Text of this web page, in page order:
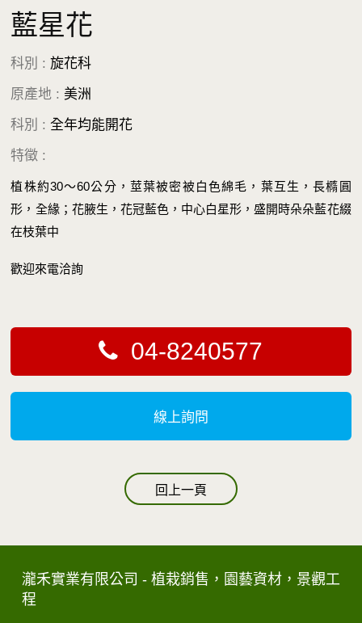
藍星花
科別 : 旋花科
原產地 : 美洲
科別 : 全年均能開花
特徵 :
植株約30～60公分，莖葉被密被白色綿毛，葉互生，長橢圓
形，全緣；花腋生，花冠藍色，中心白星形，盛開時朵朵藍花綴
在枝葉中
歡迎來電洽詢
04-8240577
線上詢問
回上一頁
瀧禾實業有限公司 - 植栽銷售，園藝資材，景觀工
程